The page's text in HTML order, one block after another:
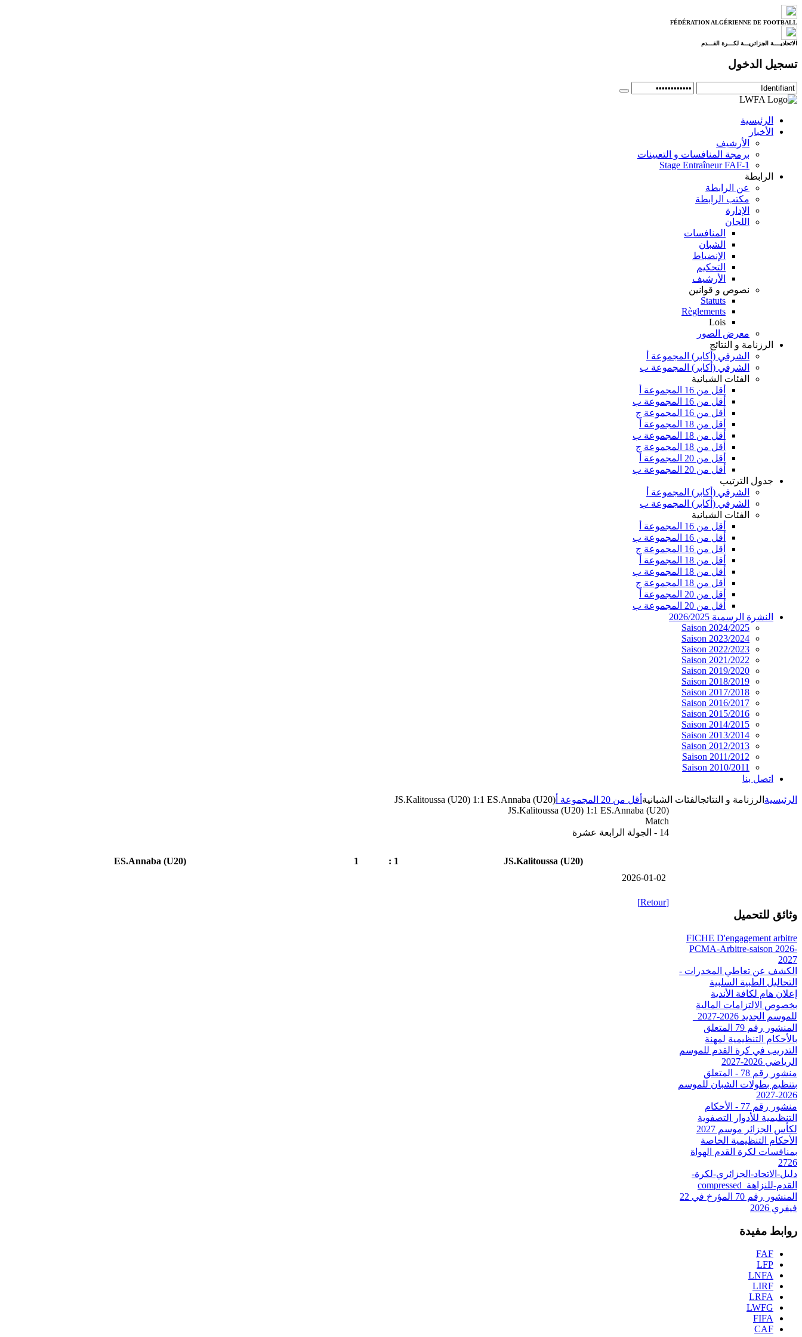
FÉDÉRATION ALGÉRIENNE DE FOOTBALL
الاتحاديــــة الجزائريـــة لكـــرة القـــدم
تسجيل الدخول
الرئيسية
الأخبار
الأرشيف
برمجة المنافسات و التعيينات
Stage Entraîneur FAF-1
الرابطة
عن الرابطة
مكتب الرابطة
الإدارة
اللجان
المنافسات
الشبان
الإنضباط
التحكيم
الأرشيف
نصوص و قوانين
Statuts
Règlements
Lois
معرض الصور
الرزنامة و النتائج
الشرفي (أكابر) المجموعة أ
الشرفي (أكابر) المجموعة ب
الفئات الشبانية
أقل من 16 المجموعة أ
أقل من 16 المجموعة ب
أقل من 16 المجموعة ج
أقل من 18 المجموعة أ
أقل من 18 المجموعة ب
أقل من 18 المجموعة ج
أقل من 20 المجموعة أ
أقل من 20 المجموعة ب
جدول الترتيب
الشرفي (أكابر) المجموعة أ
الشرفي (أكابر) المجموعة ب
الفئات الشبانية
أقل من 16 المجموعة أ
أقل من 16 المجموعة ب
أقل من 16 المجموعة ج
أقل من 18 المجموعة أ
أقل من 18 المجموعة ب
أقل من 18 المجموعة ج
أقل من 20 المجموعة أ
أقل من 20 المجموعة ب
النشرة الرسمية 2026/2025
Saison 2024/2025
Saison 2023/2024
Saison 2022/2023
Saison 2021/2022
Saison 2019/2020
Saison 2018/2019
Saison 2017/2018
Saison 2016/2017
Saison 2015/2016
Saison 2014/2015
Saison 2013/2014
Saison 2012/2013
Saison 2011/2012
Saison 2010/2011
اتصل بنا
الرئيسية الرزنامة و النتائجالفئات الشبانية أقل من 20 المجموعة أ
JS.Kalitoussa (U20) 1:1 ES.Annaba (U20)
JS.Kalitoussa (U20) 1:1 ES.Annaba (U20)
Match
14 - الجولة الرابعة عشرة
JS.Kalitoussa (U20)
1 :
1
ES.Annaba (U20)
2026-01-02
[Retour]
وثائق للتحميل
FICHE D'engagement arbitre
PCMA-Arbitre-saison 2026-
2027
الكشف عن تعاطي المخدرات -
التحاليل الطبية السلبية
إعلان هام لكافة الأندية
بخصوص الالتزامات المالية
للموسم الجديد 2026-2027_
المنشور رقم 79 المتعلق
بالأحكام التنظيمية لمهنة
التدريب في كرة القدم للموسم
الرياضي 2026-2027
منشور رقم 78 - المتعلق
بتنظيم بطولات الشبان للموسم
2026-2027
منشور رقم 77 - الأحكام
التنظيمية للأدوار التصفوية
لكأس الجزائر موسم 2027
الأحكام التنظيمية الخاصة
بمنافسات لكرة القدم الهواة
2726
دليل-الاتحاد-الجزائري-لكرة-
القدم-للنزاهة_compressed
المنشور رقم 70 المؤرخ في 22
فيفري 2026
روابط مفيدة
FAF
LFP
LNFA
LIRF
LRFA
LWFG
FIFA
CAF